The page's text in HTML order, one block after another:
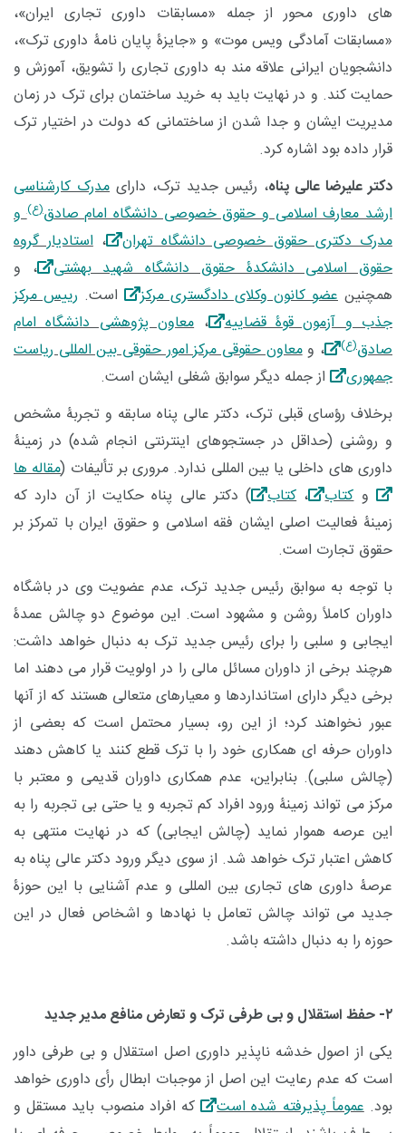
های داوری محور از جمله «مسابقات داوری تجاری ایران»،
«مسابقات آمادگی ویس موت» و «جایزۀ پایان نامۀ داوری ترک»،
دانشجویان ایرانی علاقه مند به داوری تجاری را تشویق، آموزش و
حمایت کند. و در نهایت باید به خرید ساختمان برای ترک در زمان
مدیریت ایشان و جدا شدن از ساختمانی که دولت در اختیار ترک
قرار داده بود اشاره کرد.
دکتر علیرضا عالی پناه، رئیس جدید ترک، دارای مدرک کارشناسی
ارشد معارف اسلامی و حقوق خصوصی دانشگاه امام صادق(ع)و
مدرک دکتری حقوق خصوصی دانشگاه تهران
،استادیار گروه
حقوق اسلامی دانشکدۀ حقوق دانشگاه شهید بهشتی
، و
همچنین عضو کانون وکلای دادگستری مرکز است. رییس مرکز
جذب و آزمون قوۀ قضاییه
، معاون پژوهشی دانشگاه امام
صادق(ع) ، ومعاون حقوقی مرکز امور حقوقی بین المللی ریاست
جمهوری
از جمله دیگر سوابق شغلی ایشان است.
برخلاف رؤسای قبلی ترک، دکتر عالی پناه سابقه و تجربۀ مشخص
و روشنی (حداقل در جستجوهای اینترنتی انجام شده) در زمینۀ
داوری های داخلی یا بین المللی ندارد. مروری بر تألیفات (مقاله ها
وکتاب ،کتاب
) دکتر عالی پناه حکایت از آن دارد که
زمینۀ فعالیت اصلی ایشان فقه اسلامی و حقوق ایران با تمرکز بر
حقوق تجارت است.
با توجه به سوابق رئیس جدید ترک، عدم عضویت وی در باشگاه
داوران کاملاً روشن و مشهود است. این موضوع دو چالش عمدۀ
ایجابی و سلبی را برای رئیس جدید ترک به دنبال خواهد داشت:
هرچند برخی از داوران مسائل مالی را در اولویت قرار می دهند اما
برخی دیگر دارای استانداردها و معیارهای متعالی هستند که از آنها
عبور نخواهند کرد؛ از این رو، بسیار محتمل است که بعضی از
داوران حرفه ای همکاری خود را با ترک قطع کنند یا کاهش دهند
(چالش سلبی). بنابراین، عدم همکاری داوران قدیمی و معتبر با
مرکز می تواند زمینۀ ورود افراد کم تجربه و یا حتی بی تجربه را به
این عرصه هموار نماید (چالش ایجابی) که در نهایت منتهی به
کاهش اعتبار ترک خواهد شد. از سوی دیگر ورود دکتر عالی پناه به
عرصۀ داوری های تجاری بین المللی و عدم آشنایی با این حوزۀ
جدید می تواند چالش تعامل با نهادها و اشخاص فعال در این
حوزه را به دنبال داشته باشد.
۲- حفظ استقلال و بی طرفی ترک و تعارض منافع مدیر جدید
یکی از اصول خدشه ناپذیر داوری اصل استقلال و بی طرفی داور
است که عدم رعایت این اصل از موجبات ابطال رأی داوری خواهد
بود.عموماً پذیرفته شده است
که افراد منصوب باید مستقل و